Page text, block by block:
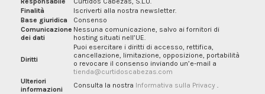
Finalità
Iscriverti alla nostra newsletter.
Base giuridica
Consenso
Comunicazione
dei dati
Nessuna comunicazione, salvo ai fornitori di
hosting situati nell’UE.
Diritti
Puoi esercitare i diritti di accesso, rettifica,
cancellazione, limitazione, opposizione, portabilità
o revocare il consenso inviando un’e-mail a
tienda@curtidoscabezas.com
Ulteriori
informazioni
Consulta la nostra Informativa sulla Privacy